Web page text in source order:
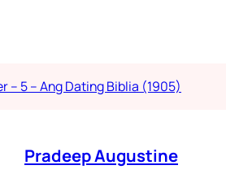
– 5 – Ang Dating Biblia (1905)
Pradeep Augustine